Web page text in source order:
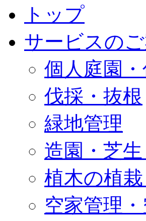
トップ
サービスの
個人庭園
伐採・抜根
緑地管理
造園・芝
植木の植
空家管理